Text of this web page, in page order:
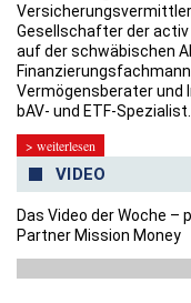
Gesellschafter der activ
auf der schwäbischen
Vermögensberater
bAV- und ETF-Spezialist.
> weiterlesen
VIDEO
Das Video der Woche
Partner Mission Money